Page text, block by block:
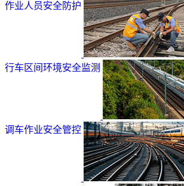
作业人员安全防护
行车区间环境安全监测
调车作业安全管控